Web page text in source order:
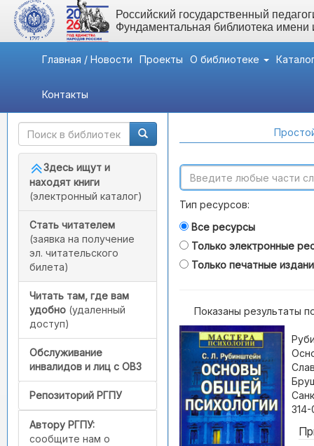
Российский государственный
Фундаментальная библиотека
Главная / Новости Проекты О библиотеке
Контакты
Быстрый доступ
Здесь ищут и
находят книги
(электронный каталог)
Стать читателем
(заявка на получение
эл. читательского
билета)
Читать там, где вам
удобно (удаленный
доступ)
Обслуживание
инвалидов и лиц с ОВЗ
Репозиторий РГПУ
Автору РГПУ:
сообщите нам о
Тип ресурсов:
Все ресурсы
Только электронные
Только печатные
Показаны результаты